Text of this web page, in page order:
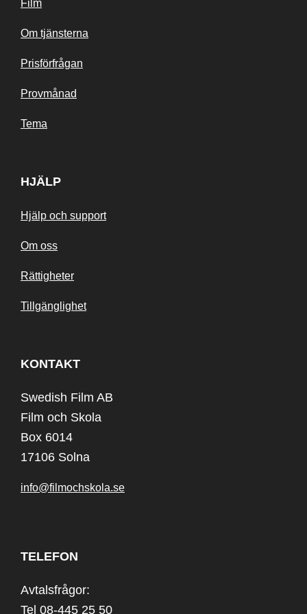
Film
Om tjänsterna
Prisförfrågan
Provmånad
Tema
HJÄLP
Hjälp och support
Om oss
Rättigheter
Tillgänglighet
KONTAKT
Swedish Film AB
Film och Skola
Box 6014
17106 Solna
info@filmochskola.se
TELEFON
Avtalsfrågor:
Tel 08-445 25 50